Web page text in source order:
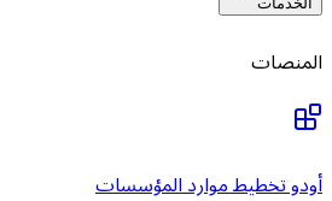
المنصات
أودو تخطيط موارد المؤسسات